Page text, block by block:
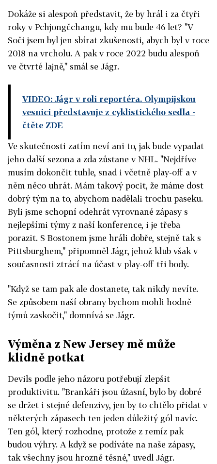
Dokáže si alespoň představit, že by hrál i za čtyři
roky v Pchjongčchangu, kdy mu bude 46 let? "V
Soči jsem byl jen sbírat zkušenosti, abych byl v roce
2018 na vrcholu. A pak v roce 2022 budu alespoň
ve čtvrté lajně," smál se Jágr.
VIDEO: Jágr v roli reportéra. Olympijskou
vesnici představuje z cyklistického sedla -
čtěte ZDE
Ve skutečnosti zatím neví ani to, jak bude vypadat
jeho další sezona a zda zůstane v NHL. "Nejdříve
musím dokončit tuhle, snad i včetně play-off a v
něm něco uhrát. Mám takový pocit, že máme dost
dobrý tým na to, abychom nadělali trochu paseku.
Byli jsme schopní odehrát vyrovnané zápasy s
nejlepšími týmy z naší konference, i je třeba
porazit. S Bostonem jsme hráli dobře, stejně tak s
Pittsburghem," připomněl Jágr, jehož klub však v
současnosti ztrácí na účast v play-off tři body.
"Když se tam pak ale dostanete, tak nikdy nevíte.
Se způsobem naší obrany bychom mohli hodně
týmů zaskočit," domnívá se Jágr.
Výměna z New Jersey mě může
klidně potkat
Devils podle jeho názoru potřebují zlepšit
produktivitu. "Brankáři jsou úžasní, bylo by dobré
se držet i stejné defenzivy, jen by to chtělo přidat v
některých zápasech ten jeden důležitý gól navíc.
Ten gól, který rozhodne, protože z remíz pak
budou výhry. A když se podíváte na naše zápasy,
tak všechny jsou hrozně těsné," uvedl Jágr.